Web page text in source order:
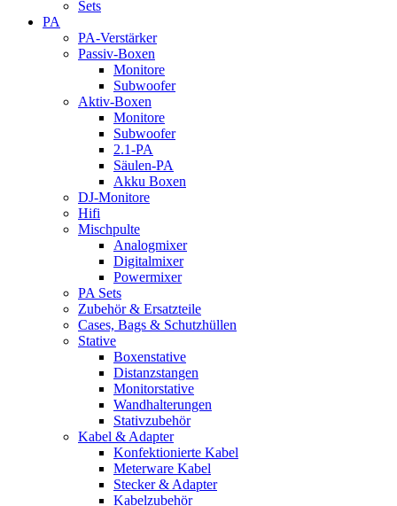
Sets
PA
PA-Verstärker
Passiv-Boxen
Monitore
Subwoofer
Aktiv-Boxen
Monitore
Subwoofer
2.1-PA
Säulen-PA
Akku Boxen
DJ-Monitore
Hifi
Mischpulte
Analogmixer
Digitalmixer
Powermixer
PA Sets
Zubehör & Ersatzteile
Cases, Bags & Schutzhüllen
Stative
Boxenstative
Distanzstangen
Monitorstative
Wandhalterungen
Stativzubehör
Kabel & Adapter
Konfektionierte Kabel
Meterware Kabel
Stecker & Adapter
Kabelzubehör